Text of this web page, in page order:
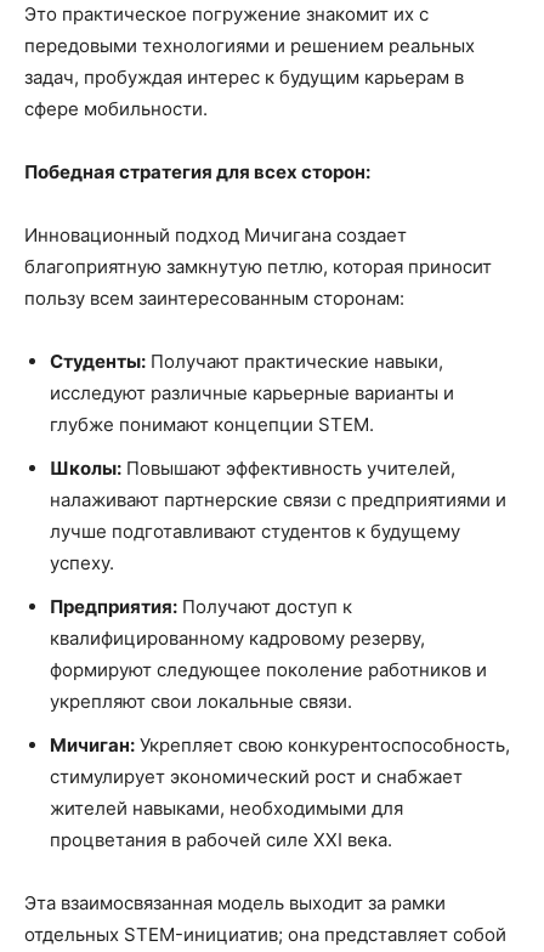
Это практическое погружение знакомит их с
передовыми технологиями и решением реальных
задач, пробуждая интерес к будущим карьерам в
сфере мобильности.
Победная стратегия для всех сторон:
Инновационный подход Мичигана создает
благоприятную замкнутую петлю, которая приносит
пользу всем заинтересованным сторонам:
Студенты: Получают практические навыки,
исследуют различные карьерные варианты и
глубже понимают концепции STEM.
Школы: Повышают эффективность учителей,
налаживают партнерские связи с предприятиями и
лучше подготавливают студентов к будущему
успеху.
Предприятия: Получают доступ к
квалифицированному кадровому резерву,
формируют следующее поколение работников и
укрепляют свои локальные связи.
Мичиган: Укрепляет свою конкурентоспособность,
стимулирует экономический рост и снабжает
жителей навыками, необходимыми для
процветания в рабочей силе XXI века.
Эта взаимосвязанная модель выходит за рамки
отдельных STEM-инициатив; она представляет собой